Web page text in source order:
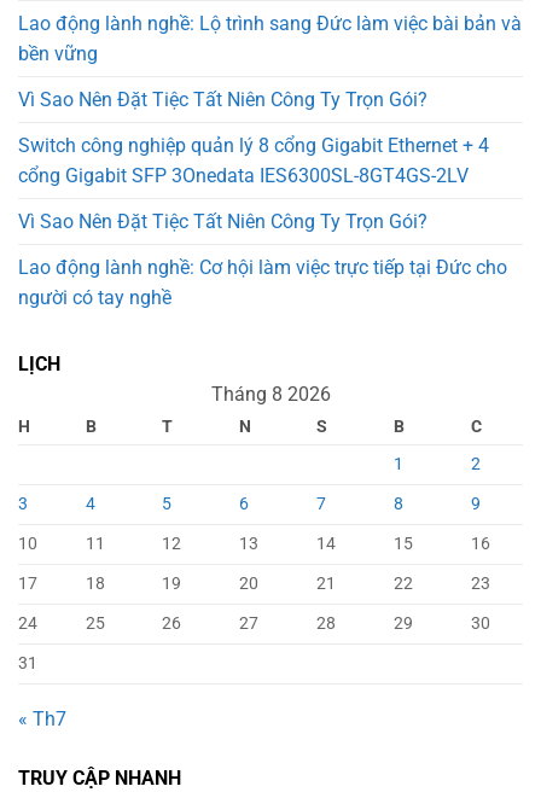
Lao động lành nghề: Lộ trình sang Đức làm việc bài bản và
bền vững
Vì Sao Nên Đặt Tiệc Tất Niên Công Ty Trọn Gói?
Switch công nghiệp quản lý 8 cổng Gigabit Ethernet + 4
cổng Gigabit SFP 3Onedata IES6300SL-8GT4GS-2LV
Vì Sao Nên Đặt Tiệc Tất Niên Công Ty Trọn Gói?
Lao động lành nghề: Cơ hội làm việc trực tiếp tại Đức cho
người có tay nghề
LỊCH
Tháng 8 2026
H B T N S B
C
1
2
3
4 5 6 7 8
9
10
11 12 13 14 15
16
17
18 19 20 21 22
23
24
25 26 27 28 29
30
31
« Th7
TRUY CẬP NHANH